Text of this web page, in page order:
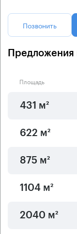
Позвонить
Площадь
431 м²
622 м²
875 м²
1104 м²
2040 м²